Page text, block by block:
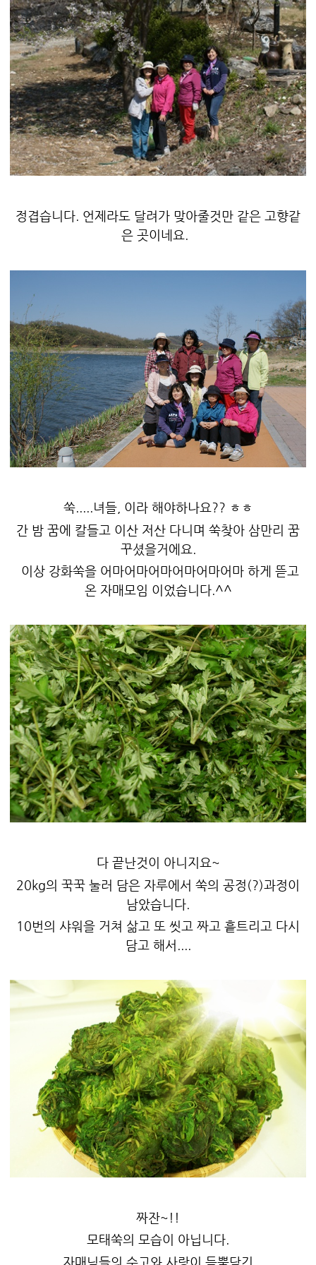
정겹습니다. 언제라도 달려가 맞아줄것만 같은 고향같
은 곳이네요.
쑥.....녀들, 이라 해야하나요?? ㅎㅎ
간 밤 꿈에 칼들고 이산 저산 다니며 쑥찾아 삼만리 꿈
꾸셨을거에요.
이상 강화쑥을 어마어마어마어마어마어마 하게 뜯고
온 자매모임 이었습니다.^^
다 끝난것이 아니지요~
20kg의 꾹꾹 눌러 담은 자루에서 쑥의 공정(?)과정이
남았습니다.
10번의 샤워을 거쳐 삶고 또 씻고 짜고 흩트리고 다시
담고 해서....
짜잔~!!
모태쑥의 모습이 아닙니다.
자매님들의 수고와 사랑이 듬뿍담긴.